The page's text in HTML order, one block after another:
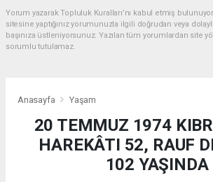
Yorum yazarak Topluluk Kuralları’nı kabul etmiş
sitesine yaptığınız yorumunuzla ilgili doğrudan veya
başınıza üstleniyorsunuz. Yazılan tüm yorumlardan site
sorumlu tutulamaz.
Anasayfa Yaşam
20 TEMMUZ 1974
HAREKÂTI 52, RAUF
102 YAŞINDA